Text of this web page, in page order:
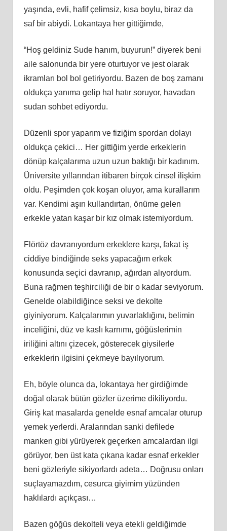
yaşında, evli, hafif çelimsiz, kısa boylu, biraz da
saf bir abiydi. Lokantaya her gittiğimde,
“Hoş geldiniz Sude hanım, buyurun!” diyerek beni
aile salonunda bir yere oturtuyor ve jest olarak
ikramları bol bol getiriyordu. Bazen de boş zamanı
oldukça yanıma gelip hal hatır soruyor, havadan
sudan sohbet ediyordu.
Düzenli spor yaparım ve fiziğim spordan dolayı
oldukça çekici… Her gittiğim yerde erkeklerin
dönüp kalçalarıma uzun uzun baktığı bir kadınım.
Üniversite yıllarından itibaren birçok cinsel ilişkim
oldu. Peşimden çok koşan oluyor, ama kurallarım
var. Kendimi aşırı kullandırtan, önüme gelen
erkekle yatan kaşar bir kız olmak istemiyordum.
Flörtöz davranıyordum erkeklere karşı, fakat iş
ciddiye bindiğinde seks yapacağım erkek
konusunda seçici davranıp, ağırdan alıyordum.
Buna rağmen teşhirciliği de bir o kadar seviyorum.
Genelde olabildiğince seksi ve dekolte
giyiniyorum. Kalçalarımın yuvarlaklığını, belimin
inceliğini, düz ve kaslı karnımı, göğüslerimin
iriliğini altını çizecek, gösterecek giysilerle
erkeklerin ilgisini çekmeye bayılıyorum.
Eh, böyle olunca da, lokantaya her girdiğimde
doğal olarak bütün gözler üzerime dikiliyordu.
Giriş kat masalarda genelde esnaf amcalar oturup
yemek yerlerdi. Aralarından sanki defilede
manken gibi yürüyerek geçerken amcalardan ilgi
görüyor, ben üst kata çıkana kadar esnaf erkekler
beni gözleriyle sikiyorlardı adeta… Doğrusu onları
suçlayamazdım, cesurca giyimim yüzünden
haklılardı açıkçası…
Bazen göğüs dekolteli veya etekli geldiğimde